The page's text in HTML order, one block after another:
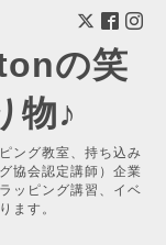
の笑
物♪
ング教室、持ち込み
協会認定講師）企業
ッピング講習、イベ
ます。